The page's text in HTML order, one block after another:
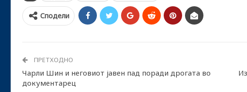
Сподели
ПРЕТХОДНО
Чарли Шин и неговиот јавен пад поради дрогата во
документарец